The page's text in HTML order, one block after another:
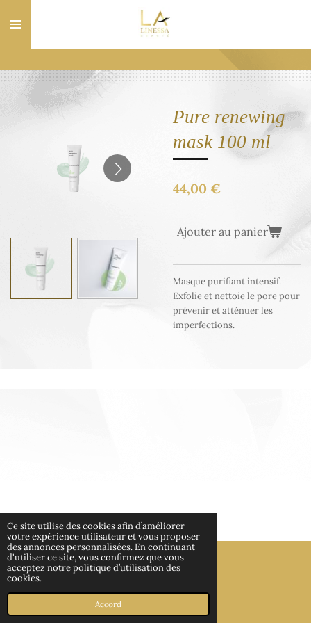
Ce site utilise des cookies afin d’améliorer
votre expérience utilisateur et vous proposer
des annonces personnalisées. En continuant
d'utiliser ce site, vous confirmez que vous
acceptez notre politique d’utilisation des
cookies.
Accord
au
Pure renewing
mask 100 ml
44,00 €
Ajouter au panier
Masque purifiant intensif.
Exfolie et nettoie le pore pour
prévenir et atténuer les
imperfections.
HAUT
© 2022 - 2026 Linessa beauté
Propulsé parWebador